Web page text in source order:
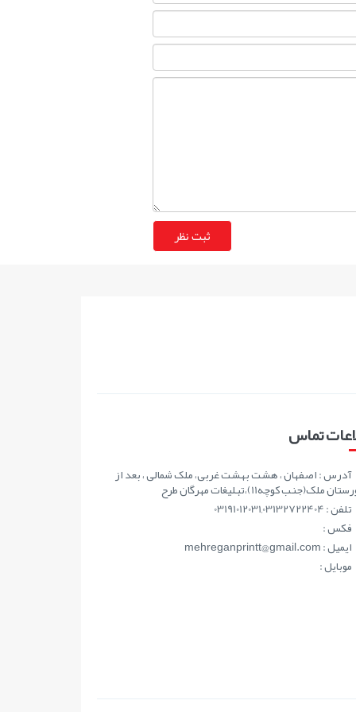
تماس
آدرس : اصفهان ، هشت بهشت غربی، ملک شمالی ، بعد از
ملک(جنب کوچه11)،تبلیغات مهرگان طرح
تلفن : 03191012031,03132722404
فکس :
ايميل : mehreganprintt@gmail.com
موبايل :